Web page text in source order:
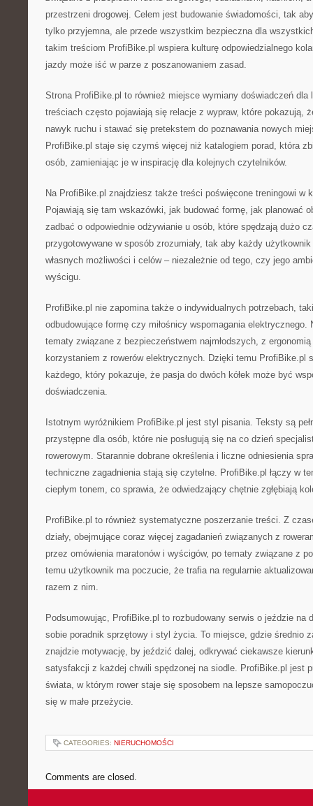
przestrzeni drogowej. Celem jest budowanie świadomości, tak
tylko przyjemna, ale przede wszystkim bezpieczna dla
takim treściom ProfiBike.pl wspiera kulturę odpowiedzialnego
jazdy może iść w parze z poszanowaniem zasad.
Strona ProfiBike.pl to również miejsce wymiany doświadczeń dla
treściach często pojawiają się relacje z wypraw, które pokazują,
nawyk ruchu i stawać się pretekstem do poznawania nowych
ProfiBike.pl staje się czymś więcej niż katalogiem porad, która
osób, zamieniając je w inspirację dla kolejnych czytelników.
Na ProfiBike.pl znajdziesz także treści poświęcone treningowi w
Pojawiają się tam wskazówki, jak budować formę, jak planować
zadbać o odpowiednie odżywianie u osób, które spędzają dużo
przygotowywane w sposób zrozumiały, tak aby każdy
własnych możliwości i celów – niezależnie od tego, czy jego
wyścigu.
ProfiBike.pl nie zapomina także o indywidualnych potrzebach,
odbudowujące formę czy miłośnicy wspomagania elektrycznego.
tematy związane z bezpieczeństwem najmłodszych, z
korzystaniem z rowerów elektrycznych. Dzięki temu ProfiBike.pl
każdego, który pokazuje, że pasja do dwóch kółek może być
doświadczenia.
Istotnym wyróżnikiem ProfiBike.pl jest styl pisania. Teksty są
przystępne dla osób, które nie posługują się na co dzień
rowerowym. Starannie dobrane określenia i liczne odniesienia
techniczne zagadnienia stają się czytelne. ProfiBike.pl łączy w
ciepłym tonem, co sprawia, że odwiedzający chętnie zgłębiają
ProfiBike.pl to również systematyczne poszerzanie treści. Z
działy, obejmujące coraz więcej zagadanień związanych z
przez omówienia maratonów i wyścigów, po tematy związane z
temu użytkownik ma poczucie, że trafia na regularnie
razem z nim.
Podsumowując, ProfiBike.pl to rozbudowany serwis o jeździe na
sobie poradnik sprzętowy i styl życia. To miejsce, gdzie średnio
znajdzie motywację, by jeździć dalej, odkrywać ciekawsze
satysfakcji z każdej chwili spędzonej na siodle. ProfiBike.pl jest
świata, w którym rower staje się sposobem na lepsze
się w małe przeżycie.
CATEGORIES: NIERUCHOMOŚCI
Comments are closed.